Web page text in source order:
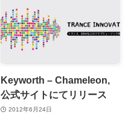
Keyworth – Chameleon,
公式サイトにてリリース
2012年6月24日